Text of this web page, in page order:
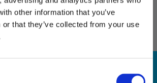
other information that you’ve
or that they’ve collected from your use